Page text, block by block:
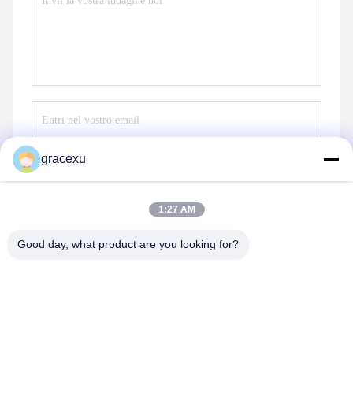
Invii
gracexu
1:27 AM
Good day, what product are you looking for?